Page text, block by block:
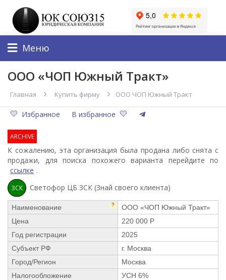
Меню
ООО «ЧОП Южный Тракт»
Главная Купить фирму ООО ЧОП Южный Тракт
Избранное В избранное
ARCHIVE
К сожалению, эта организация была продана либо снята с
продажи, для поиска похожего варианта перейдите по
ссылке .
ЗСК Светофор ЦБ ЗСК (Знай своего клиента)
Наименование ?
ООО «ЧОП Южный Тракт»
Цена
220 000 Р
Год регистрации
2025
Субъект РФ
г. Москва
Город/Регион
Москва
Налогообложение
УСН 6%